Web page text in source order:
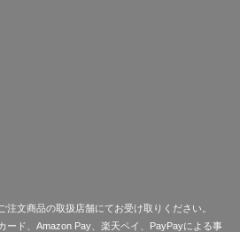
注文商品の取扱店舗にてお受け取りください。
ード、Amazon Pay、楽天ペイ、PayPayによる事